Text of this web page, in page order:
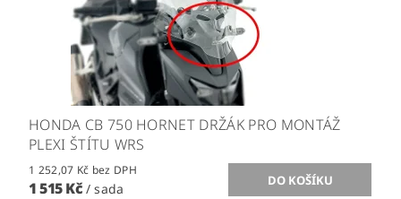
HONDA CB 750 HORNET DRŽÁK PRO MONTÁŽ
PLEXI ŠTÍTU WRS
1 252,07 Kč bez DPH
1 515 Kč / sada